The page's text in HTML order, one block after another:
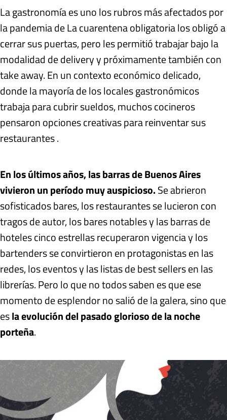
La gastronomía es uno los rubros más afectados por
la pandemia de La cuarentena obligatoria los obligó a
cerrar sus puertas, pero les permitió trabajar bajo la
modalidad de delivery y próximamente también con
take away. En un contexto económico delicado,
donde la mayoría de los locales gastronómicos
trabaja para cubrir sueldos, muchos cocineros
pensaron opciones creativas para reinventar sus
restaurantes .
En los últimos años, las barras de Buenos Aires
vivieron un período muy auspicioso.Se abrieron
sofisticados bares, los restaurantes se lucieron con
tragos de autor, los bares notables y las barras de
hoteles cinco estrellas recuperaron vigencia y los
bartenders se convirtieron en protagonistas en las
redes, los eventos y las listas de best sellers en las
librerías. Pero lo que no todos saben es que ese
momento de esplendor no salió de la galera, sino que
esla evolución del pasado glorioso de la noche
porteña.